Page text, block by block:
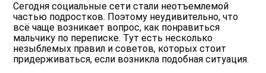
Сегодня социальные сети стали неотъемлемой
частью подростков. Поэтому неудивительно, что
всё чаще возникает вопрос, как понравиться
мальчику по переписке. Тут есть несколько
незыблемых правил и советов, которых стоит
придерживаться, если возникла подобная ситуация.